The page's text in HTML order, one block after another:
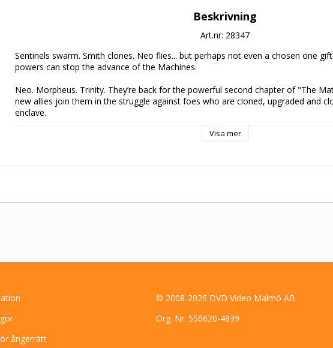
Beskrivning
Art.nr: 28347
Sentinels swarm. Smith clones. Neo flies... but perhaps not even a chosen one
powers can stop the advance of the Machines.
Neo. Morpheus. Trinity. They’re back for the powerful second chapter of "The
new allies join them in the struggle against foes who are cloned, upgraded and
enclave.
Back, too, are the Wachowski Brothers and producer Joel Silver, expanding their
Visa mer
ångerrätt
© 2008-2026 DVD Video Malmö AB
Org. Nr. 556620-4839